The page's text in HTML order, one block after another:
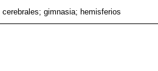
gimnasia; hemisferios